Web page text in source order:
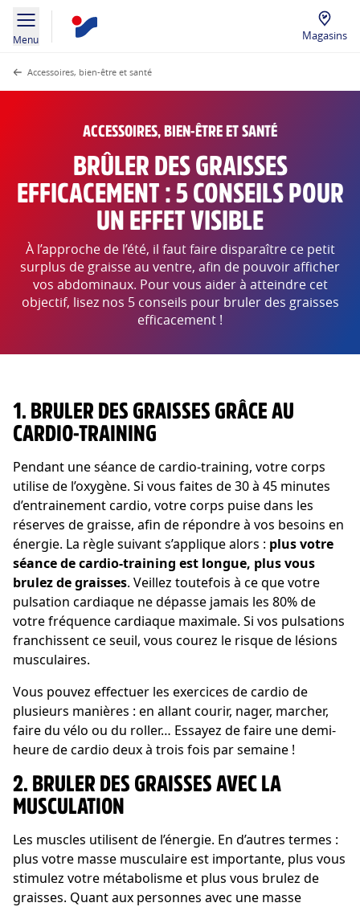
Menu Magasins
Accessoires, bien-être et santé
ACCESSOIRES, BIEN-ÊTRE ET SANTÉ
BRÛLER DES GRAISSES
EFFICACEMENT : 5 CONSEILS POUR
UN EFFET VISIBLE
À l’approche de l’été, il faut faire disparaître ce petit
surplus de graisse au ventre, afin de pouvoir afficher
vos abdominaux. Pour vous aider à atteindre cet
objectif, lisez nos 5 conseils pour bruler des graisses
efficacement !
1. BRULER DES GRAISSES GRÂCE AU
CARDIO-TRAINING
Pendant une séance de cardio-training, votre corps
utilise de l’oxygène. Si vous faites de 30 à 45 minutes
d’entrainement cardio, votre corps puise dans les
réserves de graisse, afin de répondre à vos besoins en
énergie. La règle suivant s’applique alors : plus votre
séance de cardio-training est longue, plus vous
brulez de graisses. Veillez toutefois à ce que votre
pulsation cardiaque ne dépasse jamais les 80% de
votre fréquence cardiaque maximale. Si vos pulsations
franchissent ce seuil, vous courez le risque de lésions
musculaires.
Vous pouvez effectuer les exercices de cardio de
plusieurs manières : en allant courir, nager, marcher,
faire du vélo ou du roller… Essayez de faire une demi-
heure de cardio deux à trois fois par semaine !
2. BRULER DES GRAISSES AVEC LA
MUSCULATION
Les muscles utilisent de l’énergie. En d’autres termes :
plus votre masse musculaire est importante, plus vous
stimulez votre métabolisme et plus vous brulez de
graisses. Quant aux personnes avec une masse